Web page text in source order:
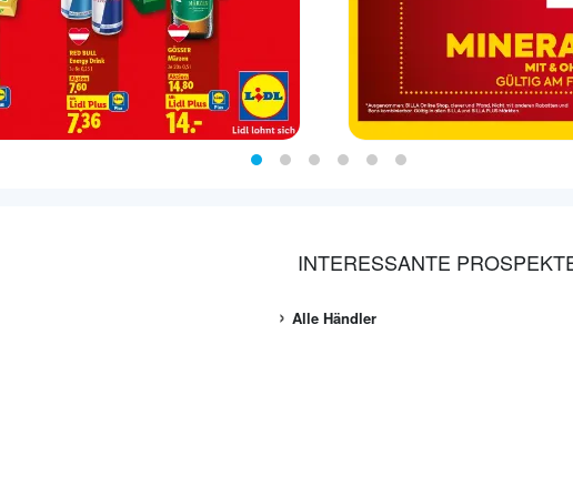
INTERESSANTE
Alle Händler